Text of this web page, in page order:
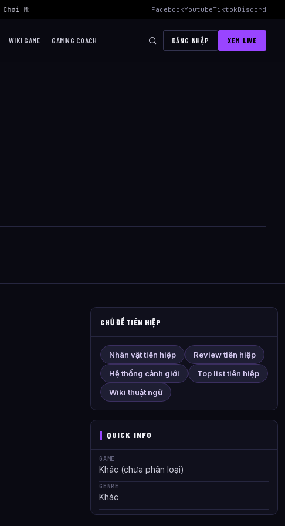
Mid Hiệu Quả Nhất AWC 2026 Liên Quân Mobile – Lịch Thi Đấu,
FacebookYoutubeTiktokDiscord
WIKI GAME GAMING COACH ĐĂNG NHẬP XEM LIVE
CHỦ ĐỀ TIÊN HIỆP
Nhân vật tiên hiệp
Review tiên hiệp
Hệ thống cảnh giới
Top list tiên hiệp
Wiki thuật ngữ
QUICK INFO
GAME
Khác (chưa phân loại)
GENRE
Khác